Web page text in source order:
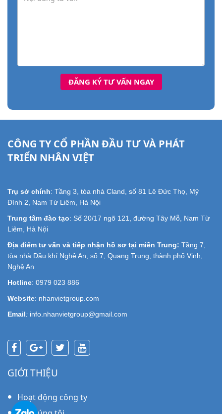
CÔNG TY CỔ PHẦN ĐẦU TƯ VÀ PHÁT
TRIỂN NHÂN VIỆT
Trụ sở chính: Tầng 3, tòa nhà Cland, số 81 Lê Đức Thọ, Mỹ
Đình 2, Nam Từ Liêm, Hà Nội
Trung tâm đào tạo: Số 20/17 ngõ 121, đường Tây Mỗ, Nam Từ
Liêm, Hà Nội
Địa điểm tư vấn và tiếp nhận hồ sơ tại miền Trung: Tầng 7,
tòa nhà Dầu khí Nghệ An, số 7, Quang Trung, thành phố Vinh,
Nghệ An
Hotline: 0979 023 886
Website: nhanvietgroup.com
Email: info.nhanvietgroup@gmail.com
GIỚI THIỆU
Hoạt động công ty